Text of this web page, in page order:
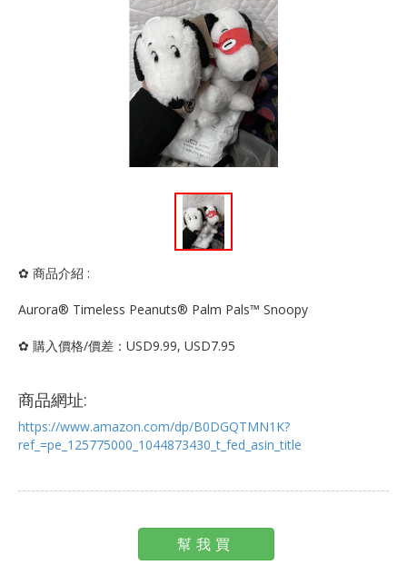
✿ 商品介紹 :
Aurora® Timeless Peanuts® Palm Pals™ Snoopy
✿ 購入價格/價差：USD9.99, USD7.95
商品網址:
https://www.amazon.com/dp/B0DGQTMN1K?
ref_=pe_125775000_1044873430_t_fed_asin_title
幫我買